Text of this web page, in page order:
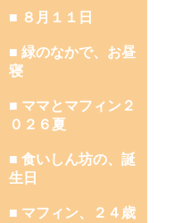
■ ８月１１日
■ 緑のなかで、お昼
寝
■ ママとマフィン２
０２６夏
■ 食いしん坊の、誕
生日
■ マフィン、２４歳